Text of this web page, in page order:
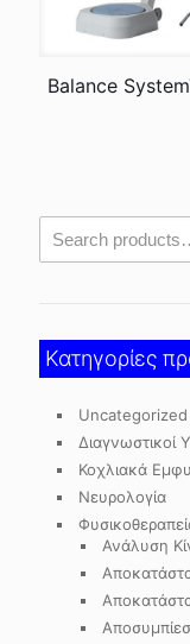
Balance
Κατηγορίες
Uncategorized
Διαγνωστικοί
Κοχλιακά
Νευρολογία
Ανάλυση